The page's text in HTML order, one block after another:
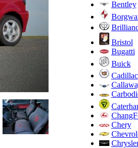
Bentley
Bristol
Bugatti
Buick
Cadillac
Chery